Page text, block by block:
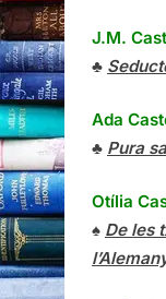
J.M.
♣
Ada
♣ Pura
Otília
♠ De les